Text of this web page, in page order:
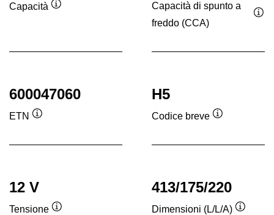
Capacità
Capacità di spunto a
freddo (CCA)
600047060
ETN
H5
Codice breve
12 V
Tensione
413/175/220
Dimensioni (L/L/A)